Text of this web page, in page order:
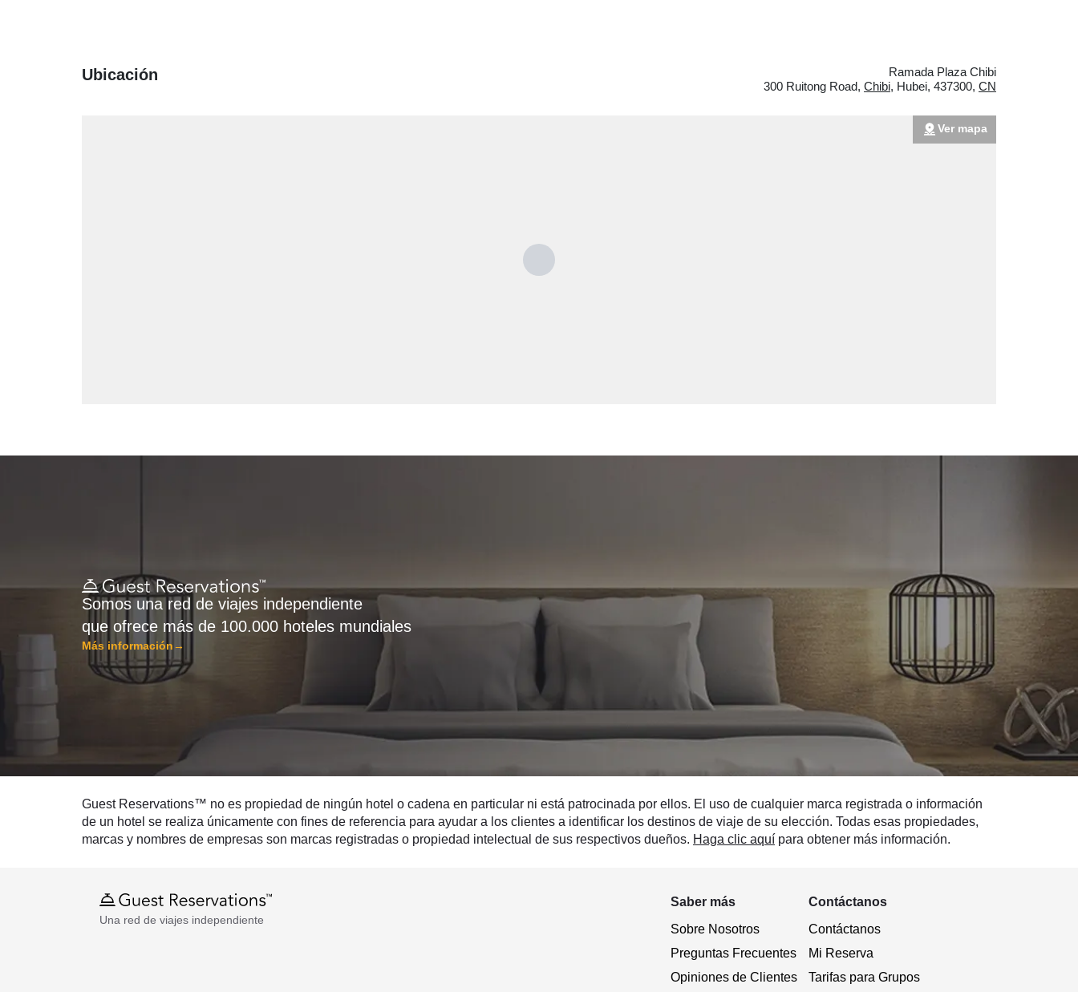
Ubicación
Ramada Plaza Chibi
300 Ruitong Road, Chibi, Hubei, 437300, CN
Ver mapa
Somos una red de viajes independiente
que ofrece más de 100.000 hoteles mundiales
Más información →
Guest Reservations™ no es propiedad de ningún hotel o cadena en particular ni está patrocinada por ellos. El uso de cualquier marca registrada o información
de un hotel se realiza únicamente con fines de referencia para ayudar a los clientes a identificar los destinos de viaje de su elección. Todas esas propiedades,
marcas y nombres de empresas son marcas registradas o propiedad intelectual de sus respectivos dueños. Haga clic aquí para obtener más información.
Una red de viajes independiente
Saber más
Sobre Nosotros
Preguntas Frecuentes
Opiniones de Clientes
Contáctanos
Contáctanos
Mi Reserva
Tarifas para Grupos